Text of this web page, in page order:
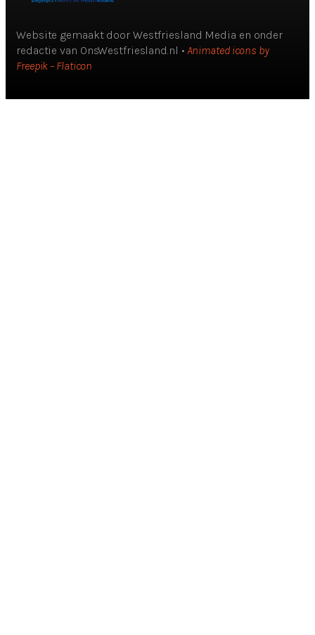
Website gemaakt door Westfriesland Media en onder
redactie van OnsWestfriesland.nl • Animated icons by
Freepik – Flaticon